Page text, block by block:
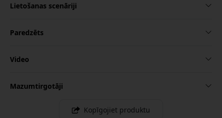
Lietošanas scenāriji
Paredzēts
Video
Mazumtirgotāji
Kopīgojiet produktu